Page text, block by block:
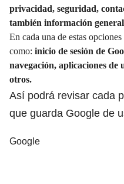
privacidad, seguridad,
también información
En cada una de estas
como: inicio de sesión de
navegación, aplicaciones de
otros.
Así podrá revisar cada
que guarda Google de
Google